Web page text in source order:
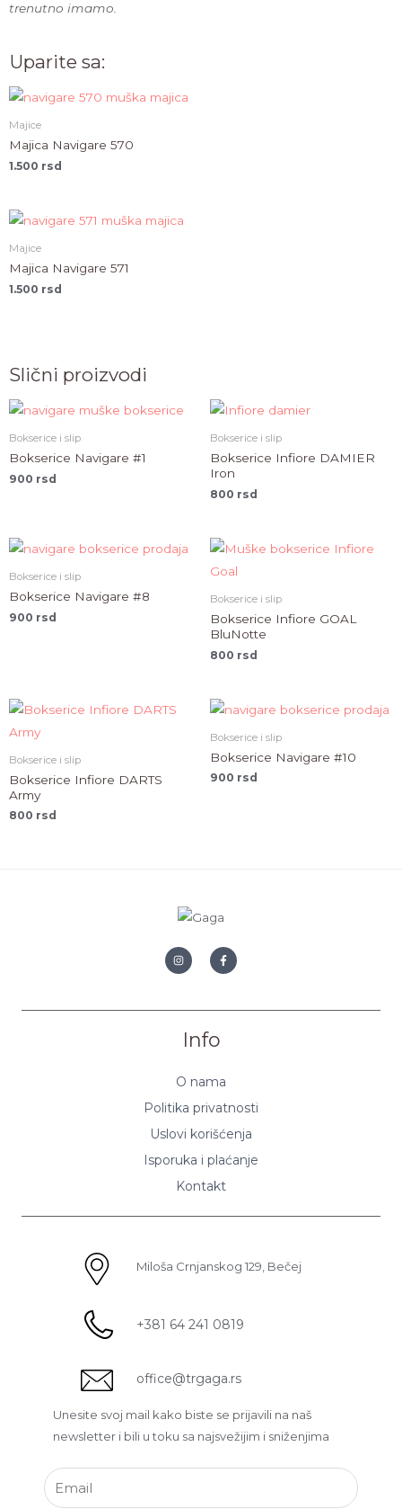
trenutno imamo.
Uparite sa:
Majice
Majica Navigare 570
1.500 rsd
Majice
Majica Navigare 571
1.500 rsd
Slični proizvodi
Bokserice i slip
Bokserice Navigare #1
900 rsd
Bokserice i slip
Bokserice Infiore DAMIER
Iron
800 rsd
Bokserice i slip
Bokserice Navigare #8
900 rsd
Bokserice i slip
Bokserice Infiore GOAL
BluNotte
800 rsd
Bokserice i slip
Bokserice Infiore DARTS
Army
800 rsd
Bokserice i slip
Bokserice Navigare #10
900 rsd
Info
O nama
Politika privatnosti
Uslovi korišćenja
Isporuka i plaćanje
Kontakt
Miloša Crnjanskog 129, Bečej
+381 64 241 0819
office@trgaga.rs
Unesite svoj mail kako biste se prijavili na naš
newsletter i bili u toku sa najsvežijim i sniženjima